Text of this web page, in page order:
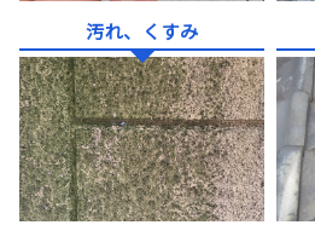
汚れ、くすみ